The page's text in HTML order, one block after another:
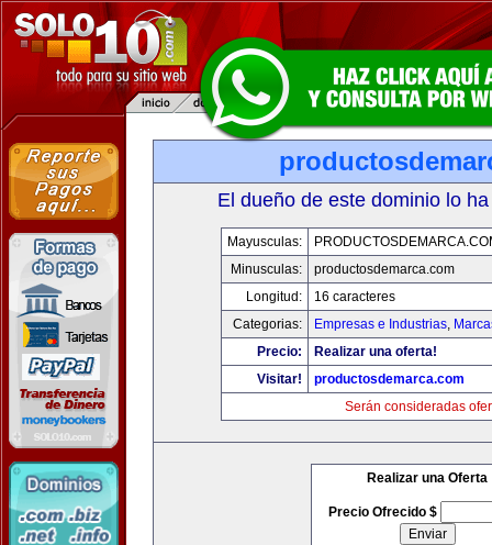
El dueño de este dominio lo
Mayusculas:
Minusculas:
productosdemarca.com
Longitud:
16 caracteres
Categorias:
Empresas e Industrias,
Precio:
Realizar una oferta!
Visitar!
productosdemarca.com
Serán consideradas
Realizar una Oferta
Precio Ofrecido $